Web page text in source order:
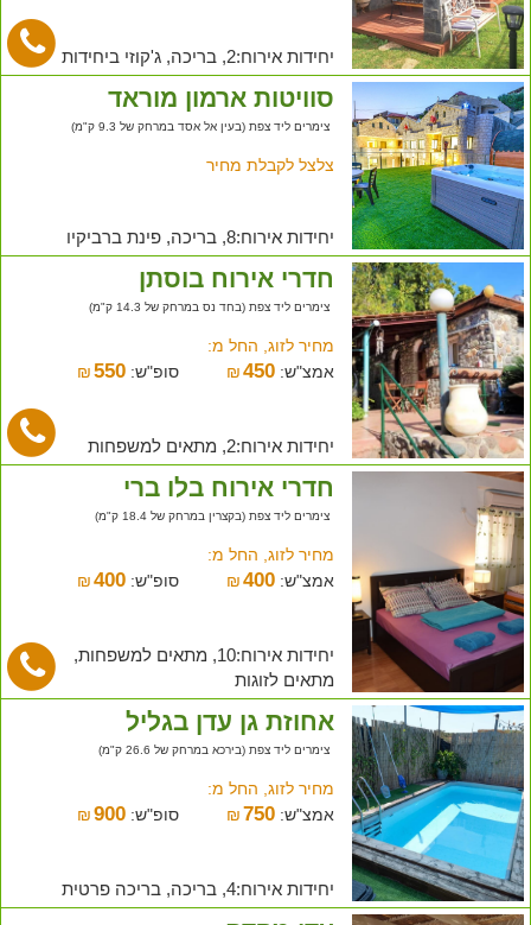
יחידות אירוח:2, בריכה, ג'קוזי ביחידות
סוויטות ארמון מוראד
צימרים ליד צפת (בעין אל אסד במרחק של 9.3 ק"מ)
צלצל לקבלת מחיר
יחידות אירוח:8, בריכה, פינת ברביקיו
חדרי אירוח בוסתן
צימרים ליד צפת (בחד נס במרחק של 14.3 ק"מ)
מחיר לזוג, החל מ:
אמצ"ש:
₪450 סופ"ש: ₪ 550
יחידות אירוח:2, מתאים למשפחות
חדרי אירוח בלו ברי
צימרים ליד צפת (בקצרין במרחק של 18.4 ק"מ)
מחיר לזוג, החל מ:
אמצ"ש:
₪400 סופ"ש: ₪ 400
יחידות אירוח:10, מתאים למשפחות,
מתאים לזוגות
אחוזת גן עדן בגליל
צימרים ליד צפת (בירכא במרחק של 26.6 ק"מ)
מחיר לזוג, החל מ:
אמצ"ש:
₪750 סופ"ש: ₪ 900
יחידות אירוח:4, בריכה, בריכה פרטית